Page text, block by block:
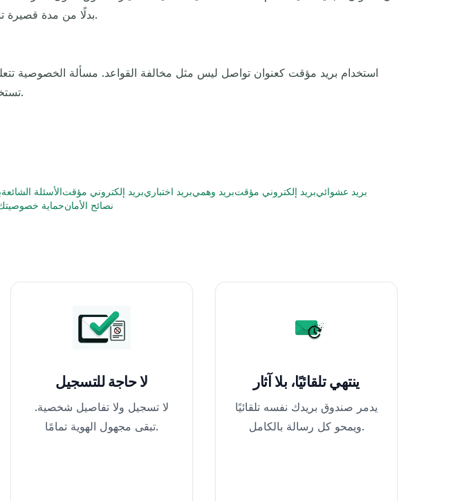
بدلًا من مدة قصيرة تبلغ 10 دقائق. وإذا استمر الفشل، فإن الموقع ببساطة لا يقبل البريد المؤقت في تلك الخطوة.
استخدام بريد مؤقت كعنوان تواصل ليس مثل مخالفة القواعد. مسألة الخصوصية
تستخدم بريدًا مؤقتًا لبناء هوية مزيفة. استخدمه لحماية حساب حقيقي وصادق أو لاختبار مسار ما.
الأسئلة الشائعةبريد إلكتروني مؤقتبريد اختباريبريد وهميبريد إلكتروني مؤقتبريد عشوائي
حمايةنصائح الأمان
لا حاجة للتسجيل
لا تسجيل ولا تفاصيل شخصية.
تبقى مجهول الهوية تمامًا.
ينتهي تلقائيًا، بلا آثار
يدمر صندوق بريدك نفسه تلقائيًا
ويمحو كل رسالة بالكامل.